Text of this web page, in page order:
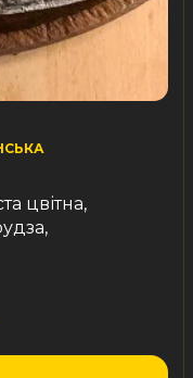
цвітна,